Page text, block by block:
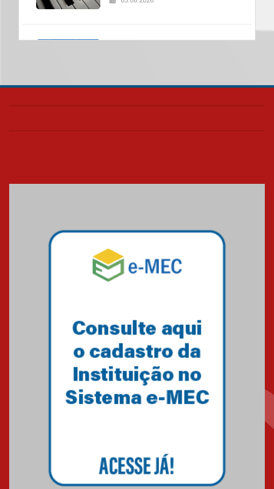
das novas tecnologias em
04.08.2026
Como o Colégio Mackenzie
Brasília prepara seus
Como os pais podem investir
na educação dos filhos além da
escola
docentes para debater
inovação e desafios da
educação superior
04.08.2026